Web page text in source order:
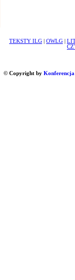
TEKSTY ILG OWLG
© Copyright by Konferencja